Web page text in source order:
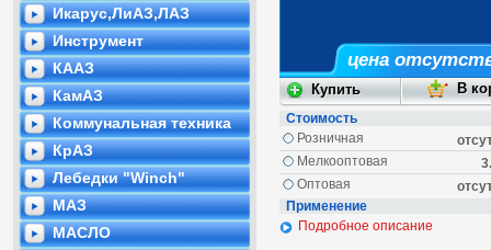
Икарус,ЛиАЗ,ЛАЗ
Инструмент
КААЗ
КамАЗ
Коммунальная техника
КрАЗ
Лебедки "Winch"
МАЗ
МАСЛО
цена
Стоимость
Розничная
Мелкооптовая
Оптовая
Применение
Подробное описание